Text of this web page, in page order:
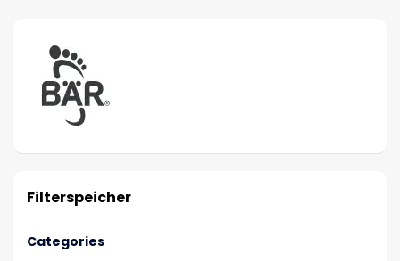
Filterspeicher
Categories